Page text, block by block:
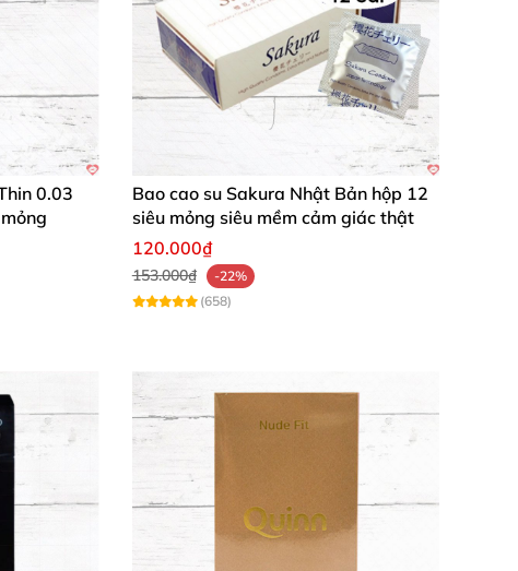
0.03
Bao cao su Sakura Nhật Bản hộp 12
siêu mỏng siêu mềm cảm giác thật
120.000₫
153.000₫
-22%
(658)